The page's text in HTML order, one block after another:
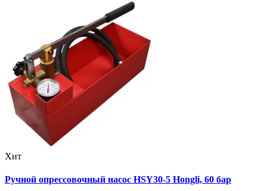
Хит
Ручной опрессовочный насос HSY30-5 Hongli, 60 бар